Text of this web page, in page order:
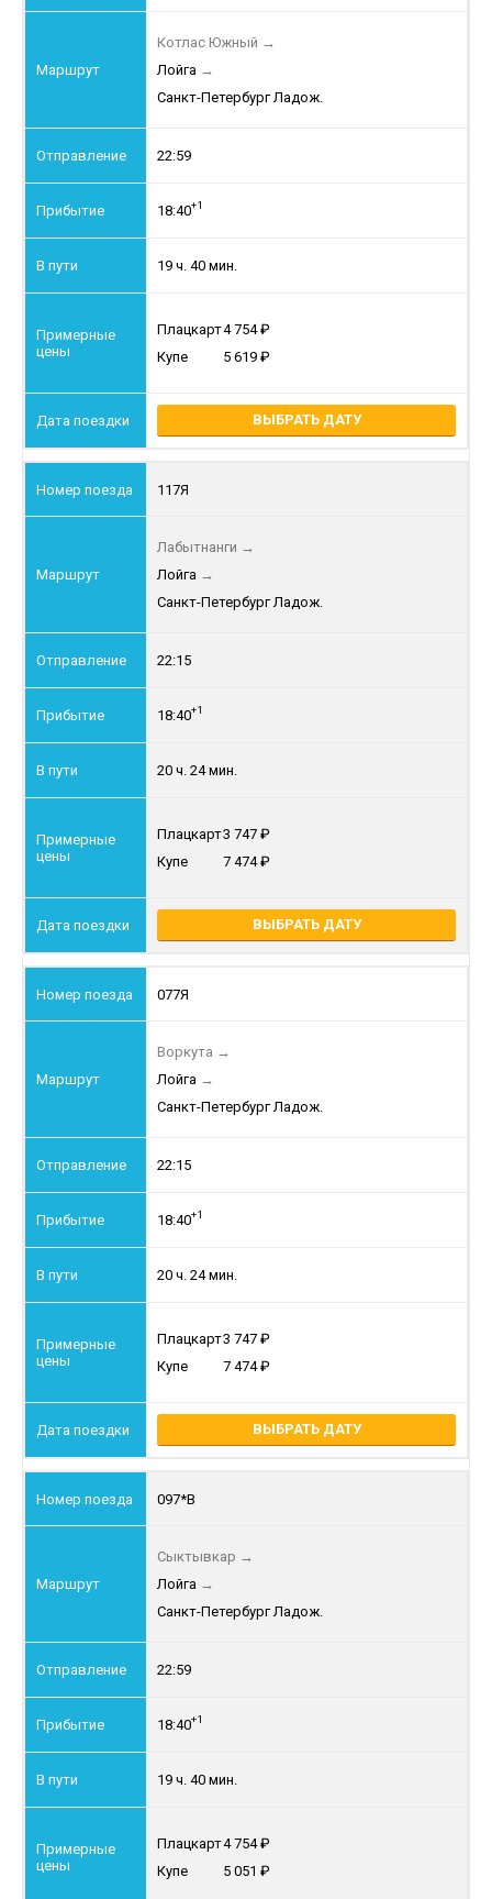
Котлас Южный →
Лойга →
Санкт-Петербург Ладож.
22:59
18:40+1
19 ч. 40 мин.
Плацкарт4 754
Купе
5 619
ВЫБРАТЬ ДАТУ
117Я
Лабытнанги →
Лойга →
Санкт-Петербург Ладож.
22:15
18:40+1
20 ч. 24 мин.
Плацкарт3 747
Купе
7 474
ВЫБРАТЬ ДАТУ
077Я
Воркута →
Лойга →
Санкт-Петербург Ладож.
22:15
18:40+1
20 ч. 24 мин.
Плацкарт3 747
Купе
7 474
ВЫБРАТЬ ДАТУ
097*В
Сыктывкар →
Лойга →
Санкт-Петербург Ладож.
22:59
18:40+1
19 ч. 40 мин.
Плацкарт4 754
Купе
5 051